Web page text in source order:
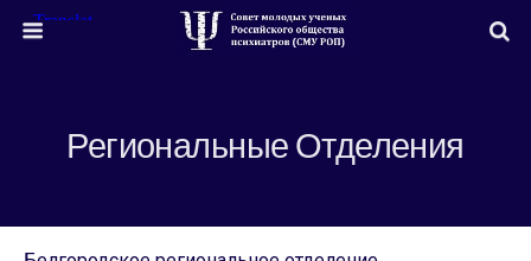
Региональные Отделения